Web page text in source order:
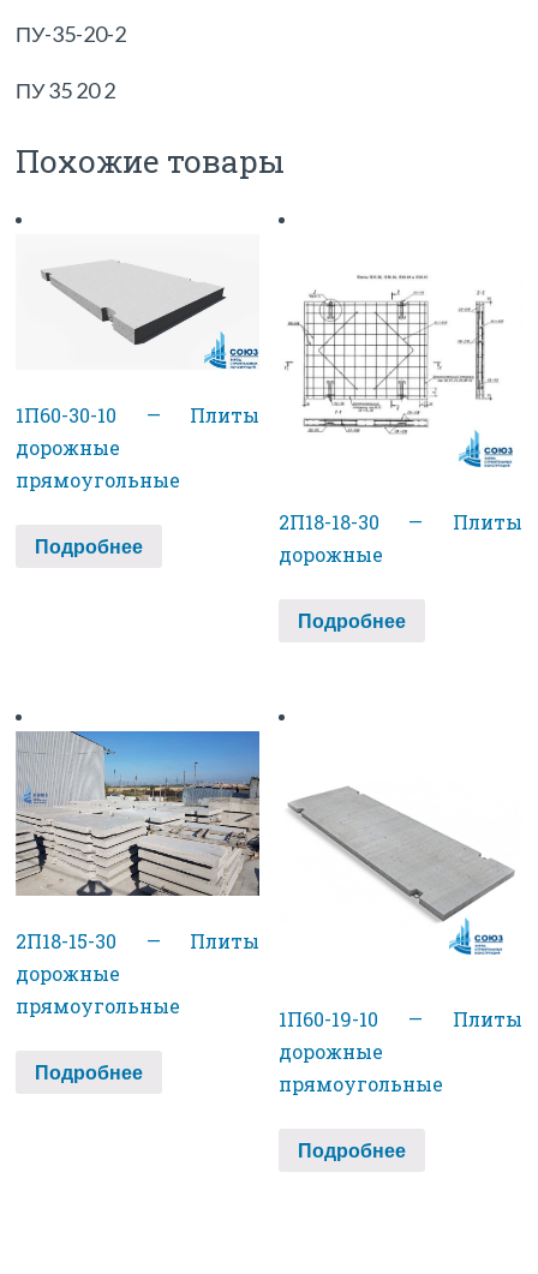
ПУ-35-20-2
ПУ 35 20 2
Похожие товары
1П60-30-10 — Плиты
дорожные
прямоугольные
Подробнее
2П18-18-30 — Плиты
дорожные
Подробнее
2П18-15-30 — Плиты
дорожные
прямоугольные
Подробнее
1П60-19-10 — Плиты
дорожные
прямоугольные
Подробнее